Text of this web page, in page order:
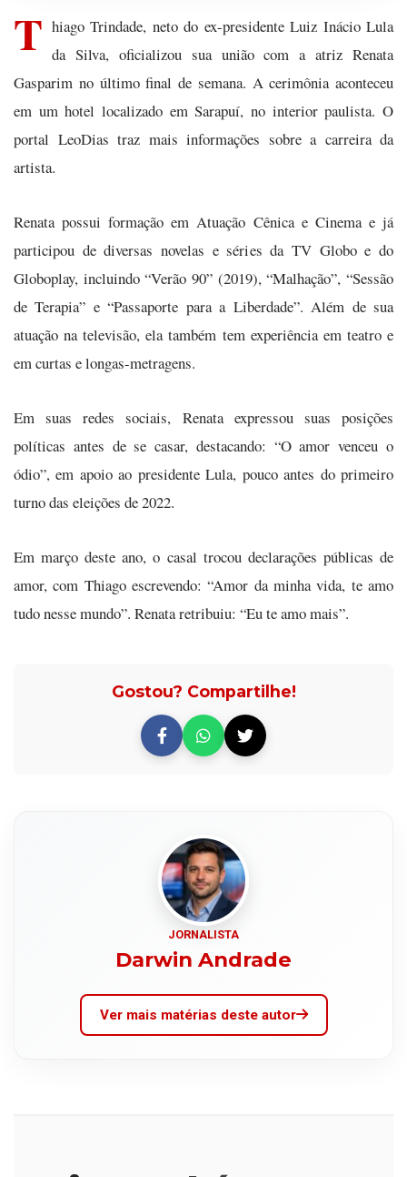
T hiago Trindade, neto do ex-presidente Luiz Inácio Lula
da Silva, oficializou sua união com a atriz Renata
Gasparim no último final de semana. A cerimônia aconteceu
em um hotel localizado em Sarapuí, no interior paulista. O
portal LeoDias traz mais informações sobre a carreira da
artista.
Renata possui formação em Atuação Cênica e Cinema e já
participou de diversas novelas e séries da TV Globo e do
Globoplay, incluindo “Verão 90” (2019), “Malhação”, “Sessão
de Terapia” e “Passaporte para a Liberdade”. Além de sua
atuação na televisão, ela também tem experiência em teatro e
em curtas e longas-metragens.
Em suas redes sociais, Renata expressou suas posições
políticas antes de se casar, destacando: “O amor venceu o
ódio”, em apoio ao presidente Lula, pouco antes do primeiro
turno das eleições de 2022.
Em março deste ano, o casal trocou declarações públicas de
amor, com Thiago escrevendo: “Amor da minha vida, te amo
tudo nesse mundo”. Renata retribuiu: “Eu te amo mais”.
Gostou? Compartilhe!
JORNALISTA
Darwin Andrade
Ver mais matérias deste autor